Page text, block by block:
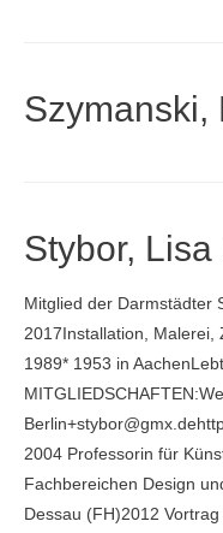
Szymanski,
Stybor, Lisa
Mitglied der Darmstädter
2017Installation, Malerei,
1989* 1953 in
2004 Professorin für
Fachbereichen Design
Dessau (FH)2012